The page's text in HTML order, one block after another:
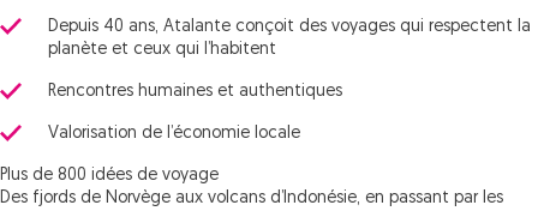
Depuis 40 ans, Atalante conçoit des voyages qui respectent la
planète et ceux qui l’habitent
Rencontres humaines et authentiques
Valorisation de l’économie locale
Plus de 800 idées de voyage
Des fjords de Norvège aux volcans d’Indonésie, en passant par les